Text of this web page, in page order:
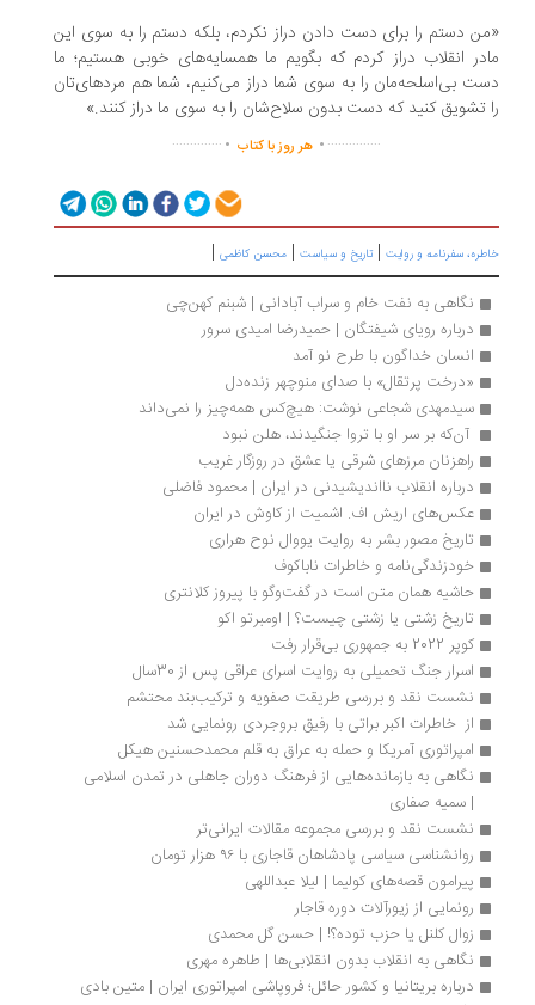
دستم را براى دست دادن ‏دراز ‏نکردم، بلکه دستم را به سوى این
انقلاب دراز کردم که ‏بگویم ما همسایه‌‏هاى خوبى هستیم؛ ما
‏بى‌‏اسلحه‌مان را به ‏سوى شما دراز مى‏‌کنیم، شما هم مردهای‌تان
تشویق کنید که ‏دست بدون سلاح‌شان را به ‏سوى ما دراز کنند.»
...............
. هر روز با کتاب.
..............
سفرنامه‌ و روایت|تاریخ و سیاست|محسن کاظمی|
نگاهی به نفت خام و سراب آبادانی | شبنم کهن‌چی
درباره رویای شیفتگان | حمیدرضا امیدی سرور
انسان خداگون با طرح نو آمد
«درخت پرتقال» با صدای منوچهر زنده‌دل
سیدمهدی شجاعی نوشت: هیچ‌کس همه‌چیز را نمی‌داند
آن‌که بر سر او با تروا جنگیدند، هلن نبود
راهزنان مرزهای شرقی یا عشق در روزگار غریب
درباره انقلاب نااندیشیدنی در ایران | محمود فاضلی
عکس‌های اریش اف. اشمیت از کاوش در ایران
تاریخ مصور بشر به روایت یووال نوح هراری
خودزندگی‌نامه و خاطرات ناباکوف
حاشیه همان متن است در گفت‌وگو با پیروز کلانتری
تاریخ زشتی یا زشتی چیست؟ | اومبرتو اکو
کوپر 2022 به جمهوری بی‌قرار رفت
اسرار جنگ تحمیلی به روایت اسرای عراقی پس از 30سال
نشست نقد و بررسی طریقت صفویه و ترکیب‌بند محتشم
از  خاطرات اکبر براتی با رفیق بروجردی رونمایی شد
امپراتوری آمریکا و حمله به عراق به قلم محمدحسنین هیکل
نگاهی به بازمانده‌هایی از فرهنگ دوران جاهلی در تمدن اسلامی
| سمیه صفاری
نشست نقد و بررسی مجموعه مقالات ایرانی‌تر
روانشناسی سیاسی پادشاهان قاجاری با ۹۶ هزار تومان
پیرامون قصه‌های کولیما | لیلا عبداللهی
رونمایی از زیورآلات دوره قاجار
زوال کلنل یا حزب توده؟! | حسن گل محمدی
نگاهی به انقلاب بدون انقلابی‌ها | طاهره مهری
درباره بریتانیا و کشور حائل؛ فروپاشی امپراتوری ایران | متین بادی